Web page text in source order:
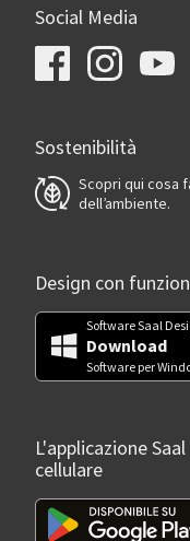
Social Media
Sostenibilità
Scopri qui cosa
dell’ambiente.
Design con
Software Saal
Download
Software per
L'applicazione
cellulare